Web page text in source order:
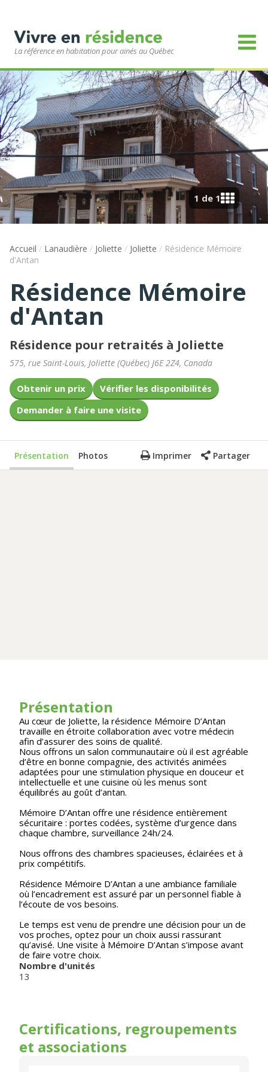
La référence en habitation pour ainés au Québec
1 de 1
Accueil / Lanaudière / Joliette / Joliette / Résidence Mémoire
d'Antan
Résidence Mémoire
d'Antan
Résidence pour retraités à Joliette
575, rue Saint-Louis, Joliette (Québec) J6E 2Z4, Canada
Obtenir un prix
Vérifier les disponibilités
Demander à faire une visite
Présentation Photos Imprimer Partager
Présentation
Au cœur de Joliette, la résidence Mémoire D’Antan
travaille en étroite collaboration avec votre médecin
afin d’assurer des soins de qualité.
Nous offrons un salon communautaire où il est agréable
d’être en bonne compagnie, des activités animées
adaptées pour une stimulation physique en douceur et
intellectuelle et une cuisine où les menus sont
équilibrés au goût d’antan.
Mémoire D’Antan offre une résidence entièrement
sécuritaire : portes codées, système d’urgence dans
chaque chambre, surveillance 24h/24.
Nous offrons des chambres spacieuses, éclairées et à
prix compétitifs.
Résidence Mémoire D’Antan a une ambiance familiale
où l’encadrement est assuré par un personnel fiable à
l’écoute de vos besoins.
Le temps est venu de prendre une décision pour un de
vos proches, optez pour un choix aussi rassurant
qu’avisé. Une visite à Mémoire D’Antan s’impose avant
de faire votre choix.
Nombre d'unités
13
Certifications, regroupements
et associations